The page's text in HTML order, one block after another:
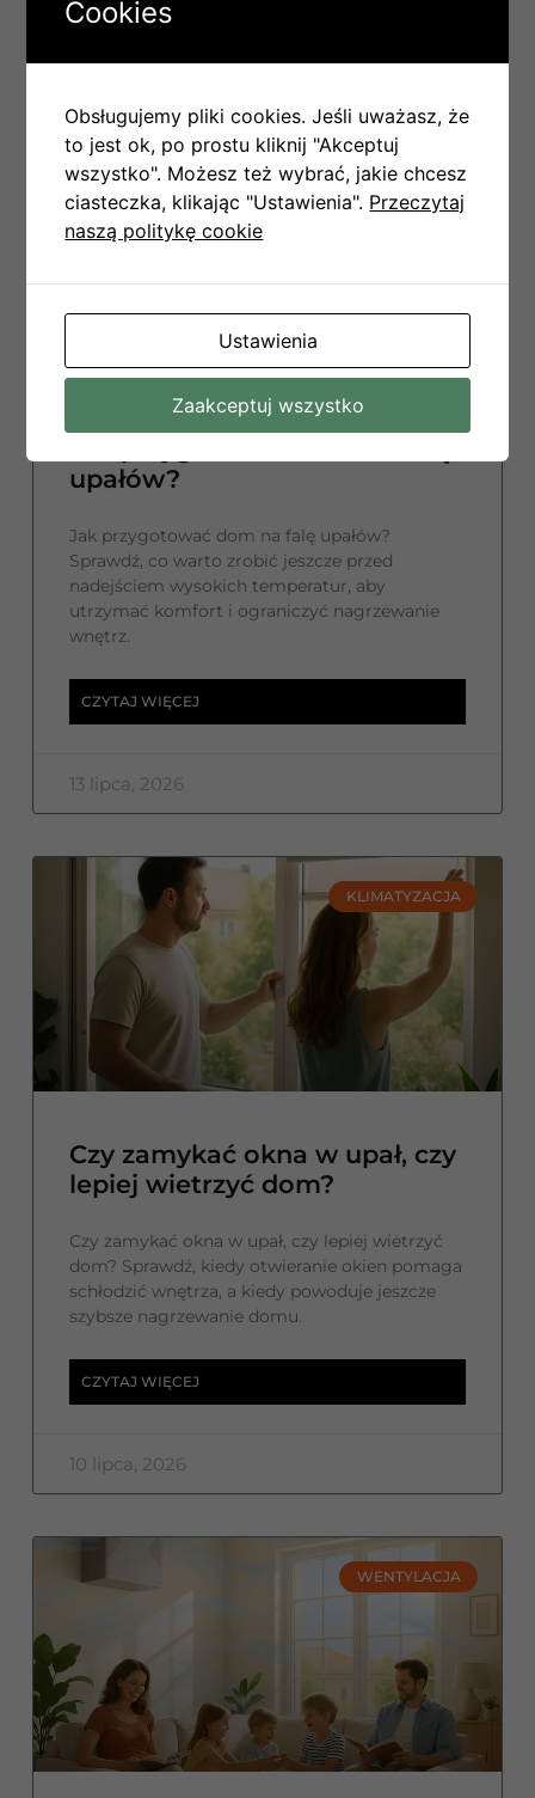
upałów?
Jak przygotować dom na falę upałów?
Sprawdź, co warto zrobić jeszcze przed
nadejściem wysokich temperatur, aby
utrzymać komfort i ograniczyć nagrzewanie
wnętrz.
CZYTAJ WIĘCEJ
13 lipca, 2026
KLIMATYZACJA
Czy zamykać okna w upał, czy
lepiej wietrzyć dom?
Czy zamykać okna w upał, czy lepiej wietrzyć
dom? Sprawdź, kiedy otwieranie okien pomaga
schłodzić wnętrza, a kiedy powoduje jeszcze
szybsze nagrzewanie domu.
CZYTAJ WIĘCEJ
10 lipca, 2026
WENTYLACJA
Cookies
Obsługujemy pliki cookies. Jeśli uważasz, że
to jest ok, po prostu kliknij "Akceptuj
wszystko". Możesz też wybrać, jakie chcesz
ciasteczka, klikając "Ustawienia". Przeczytaj
naszą politykę cookie
Ustawienia
Zaakceptuj wszystko